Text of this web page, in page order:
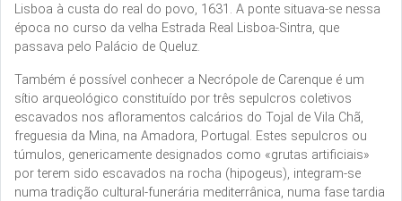
Lisboa à custa do real do povo, 1631. A ponte situava-se nessa
época no curso da velha Estrada Real Lisboa-Sintra, que
passava pelo Palácio de Queluz.
Também é possível conhecer a Necrópole de Carenque é um
sítio arqueológico constituído por três sepulcros coletivos
escavados nos afloramentos calcários do Tojal de Vila Chã,
freguesia da Mina, na Amadora, Portugal. Estes sepulcros ou
túmulos, genericamente designados como «grutas artificiais»
por terem sido escavados na rocha (hipogeus), integram-se
numa tradição cultural-funerária mediterrânica, numa fase tardia